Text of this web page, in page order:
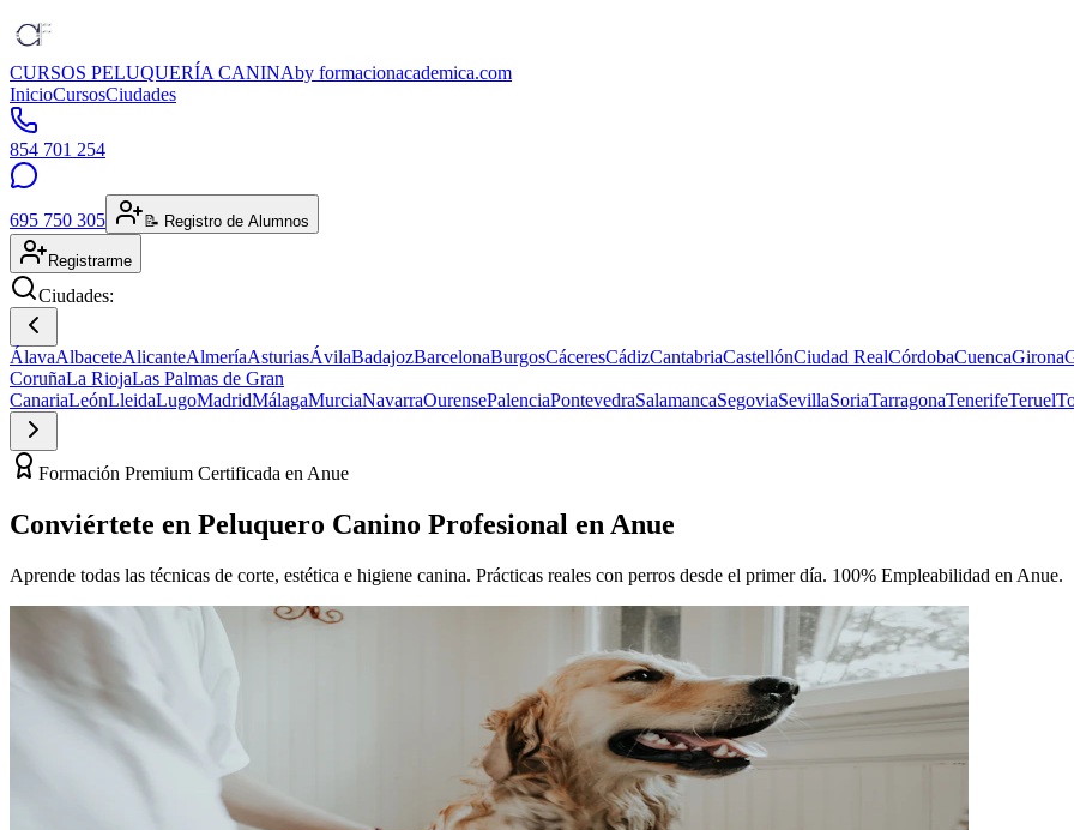
CURSOS PELUQUERÍA CANINAby formacionacademica.com
InicioCursosCiudades
854 701 254
695 750 305 📝 Registro de Alumnos
Registrarme
Ciudades:
ÁlavaAlbaceteAlicanteAlmeríaAsturiasÁvilaBadajozBarcelonaBurgosCáceresCádizCantabriaCastellónCiudad RealCórdobaCuencaGirona
CoruñaLa RiojaLas Palmas de Gran
CanariaLeónLleidaLugoMadridMálagaMurciaNavarraOurensePalenciaPontevedraSalamancaSegoviaSevillaSoriaTarragonaTenerifeTeruel
Formación Premium Certificada en Anue
Conviértete en Peluquero Canino Profesional en Anue
Aprende todas las técnicas de corte, estética e higiene canina. Prácticas reales con perros desde el primer día. 100% Empleabilidad en Anue.